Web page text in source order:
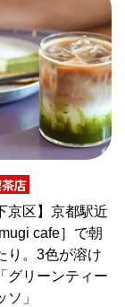
店
京区】京都駅近
cafe］で朝
り。3色が溶け
グリーンティー
」